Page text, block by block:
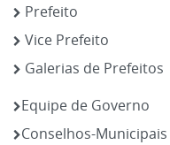
Prefeito
Vice Prefeito
Galerias de Prefeitos
Equipe de Governo
Conselhos-Municipais